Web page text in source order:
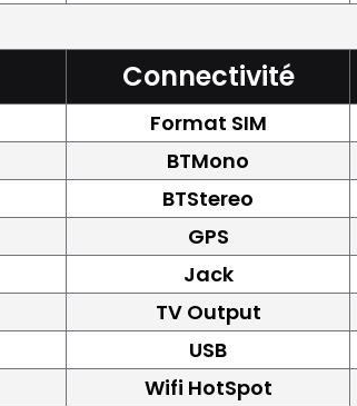
Connectivité
Format SIM
BTMono
BTStereo
GPS
Jack
TV Output
USB
Wifi HotSpot